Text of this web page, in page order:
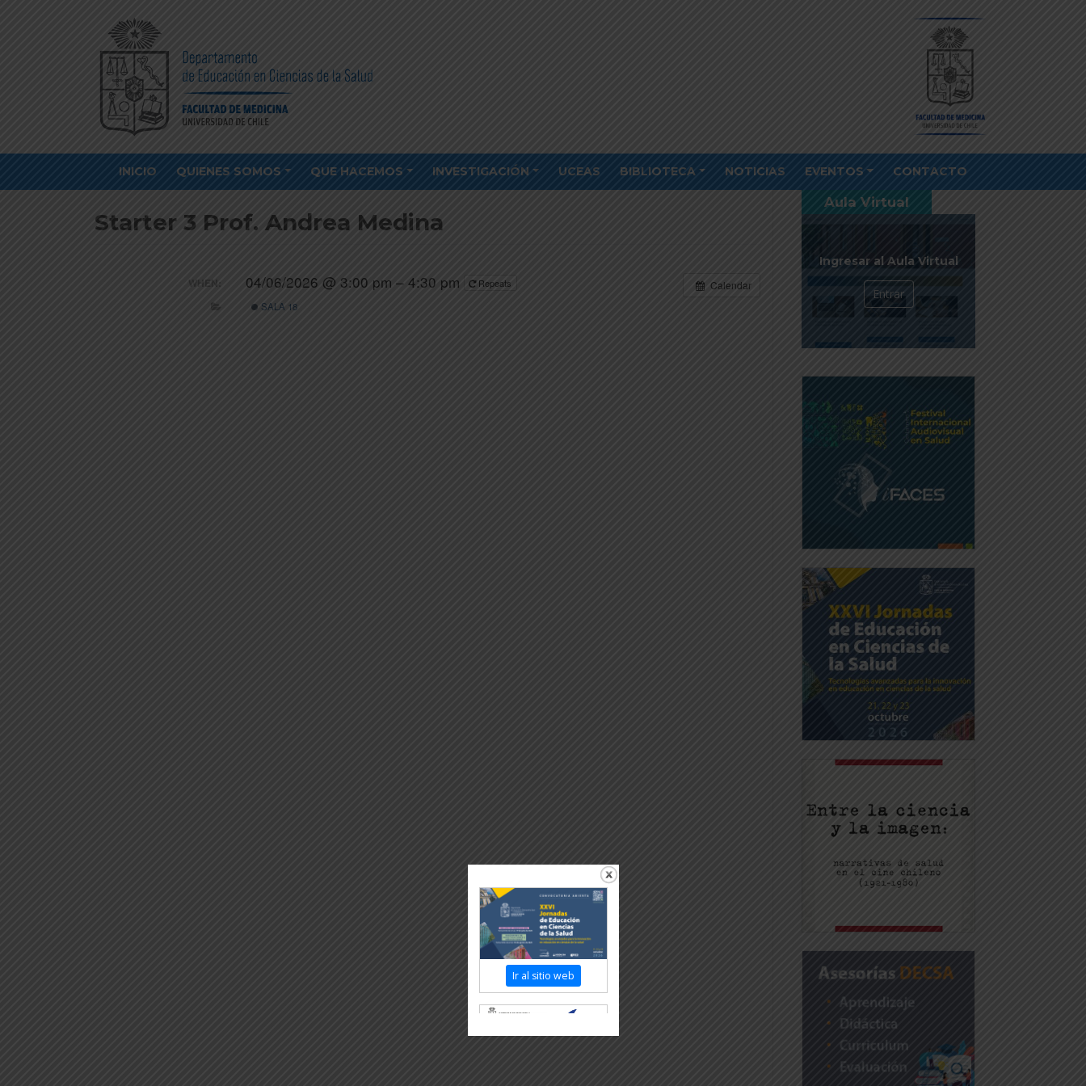
INICIO QUIENES SOMOS QUE HACEMOS INVESTIGACIÓN UCEAS BIBLIOTECA NOTICIAS EVENTOS CONTACTO
Starter 3 Prof. Andrea Medina
Calendar
WHEN: 04/06/2026 @ 3:00 pm – 4:30 pm
Repeats
SALA 18
Aula Virtual
Ingresar al Aula Virtual
Entrar
Ir al sitio web